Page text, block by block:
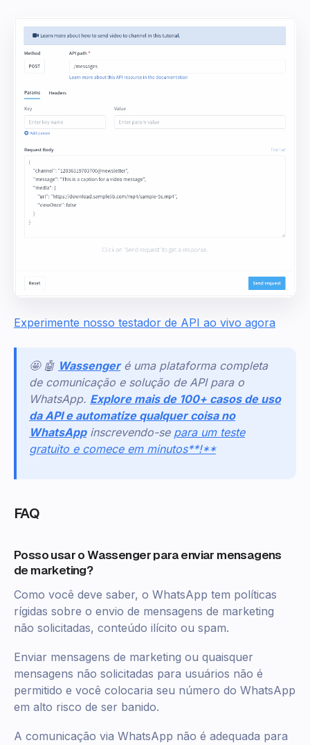
Experimente nosso testador de API ao vivo agora
🤩 🤖 Wassengeré uma plataforma completa
de comunicação e solução de API para o
WhatsApp. Explore mais de 100+ casos de uso
da API e automatize qualquer coisa no
WhatsAppinscrevendo-se para um teste
gratuito e comece em minutos**!**
FAQ
Posso usar o Wassenger para enviar mensagens
de marketing?
Como você deve saber, o WhatsApp tem políticas
rígidas sobre o envio de mensagens de marketing
não solicitadas, conteúdo ilícito ou spam.
Enviar mensagens de marketing ou quaisquer
mensagens não solicitadas para usuários não é
permitido e você colocaria seu número do WhatsApp
em alto risco de ser banido.
A comunicação via WhatsApp não é adequada para